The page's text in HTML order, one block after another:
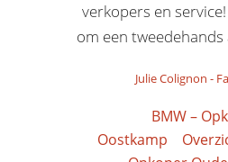
verkopers en
om een
Julie Colignon -
BMW –
Oostkamp